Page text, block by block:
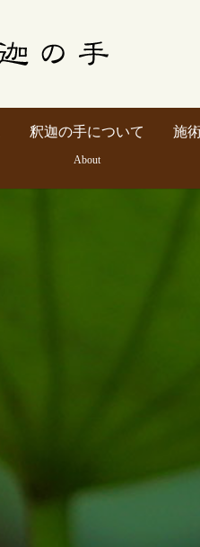
釈迦の手について
About
施